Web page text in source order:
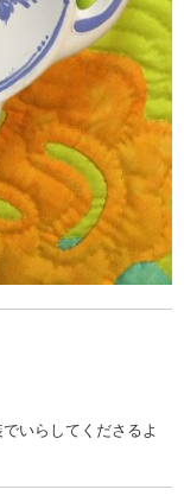
いらしてくださるよ